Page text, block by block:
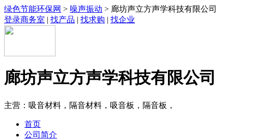
绿色节能环保网 > 噪声振动 > 廊坊声立方声学科技有限公司
登录商务室 | 找产品 | 找求购 | 找企业
廊坊声立方声学科技有限公司
主营：吸音材料，隔音材料，吸音板，隔音板，
首页
公司简介